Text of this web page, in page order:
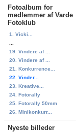
Fotoalbum for
medlemmer af Varde
Fotoklub
1. Vicki...
19. Vindere af ...
20. Vindere af ...
21. Konkurrence...
22. Vinder...
23. Kreative...
24. Fotorally
25. Fotorally 50mm
26. Minikonkurr...
Nyeste billeder